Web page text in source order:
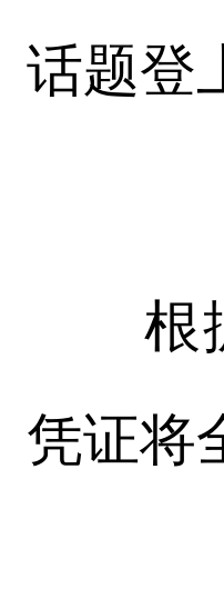
话题登
根据
凭证将